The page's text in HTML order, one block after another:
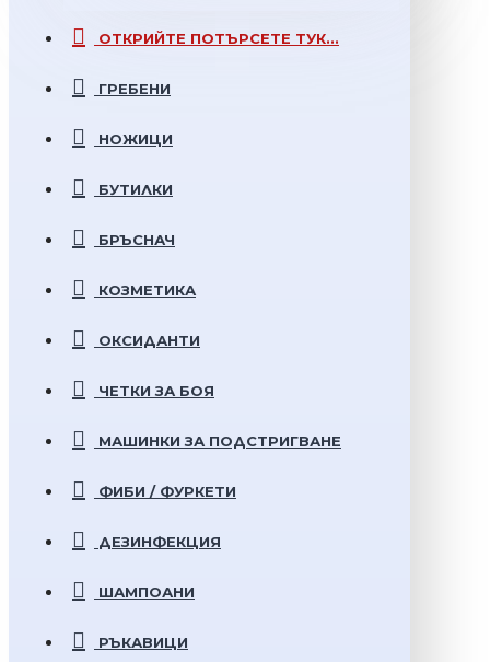
ОТКРИЙТЕ ПОТЪРСЕТЕ ТУК...
ГРЕБЕНИ
НОЖИЦИ
БУТИЛКИ
БРЪСНАЧ
КОЗМЕТИКА
ОКСИДАНТИ
ЧЕТКИ ЗА БОЯ
МАШИНКИ ЗА ПОДСТРИГВАНЕ
ФИБИ / ФУРКЕТИ
ДЕЗИНФЕКЦИЯ
ШАМПОАНИ
РЪКАВИЦИ